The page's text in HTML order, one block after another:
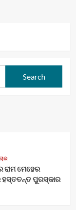
ରାମ ମେହେର
ହସ୍ତତନ୍ତ ପୁରସ୍କାର